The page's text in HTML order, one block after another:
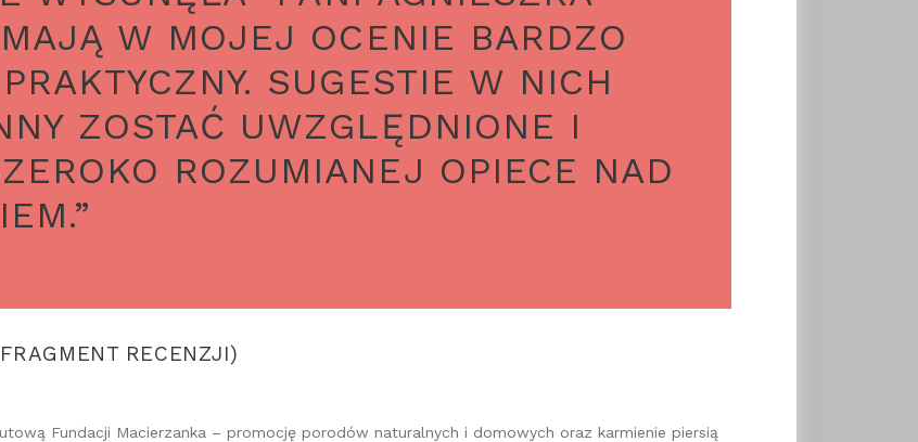
W MOJEJ OCENIE BARDZO
SUGESTIE W NICH
ZOSTAĆ UWZGLĘDNIONE I
ROZUMIANEJ OPIECE NAD
RECENZJI)
Fundacji Macierzanka – promocję porodów naturalnych i domowych oraz karmienie piersią